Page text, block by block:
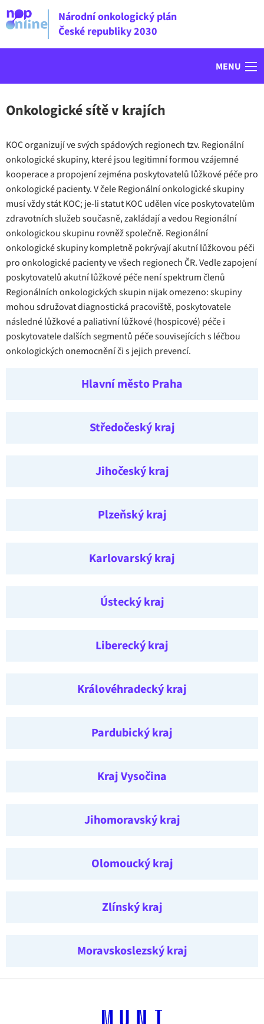
Národní onkologický plán
České republiky 2030
MENU
Onkologické sítě v krajích
KOC organizují ve svých spádových regionech tzv. Regionální
onkologické skupiny, které jsou legitimní formou vzájemné
kooperace a propojení zejména poskytovatelů lůžkové péče pro
onkologické pacienty. V čele Regionální onkologické skupiny
musí vždy stát KOC; je-li statut KOC udělen více poskytovatelům
zdravotních služeb současně, zakládají a vedou Regionální
onkologickou skupinu rovněž společně. Regionální
onkologické skupiny kompletně pokrývají akutní lůžkovou péči
pro onkologické pacienty ve všech regionech ČR. Vedle zapojení
poskytovatelů akutní lůžkové péče není spektrum členů
Regionálních onkologických skupin nijak omezeno: skupiny
mohou sdružovat diagnostická pracoviště, poskytovatele
následné lůžkové a paliativní lůžkové (hospicové) péče i
poskytovatele dalších segmentů péče souvisejících s léčbou
onkologických onemocnění či s jejich prevencí.
Hlavní město Praha
Středočeský kraj
Jihočeský kraj
Plzeňský kraj
Karlovarský kraj
Ústecký kraj
Liberecký kraj
Královéhradecký kraj
Pardubický kraj
Kraj Vysočina
Jihomoravský kraj
Olomoucký kraj
Zlínský kraj
Moravskoslezský kraj